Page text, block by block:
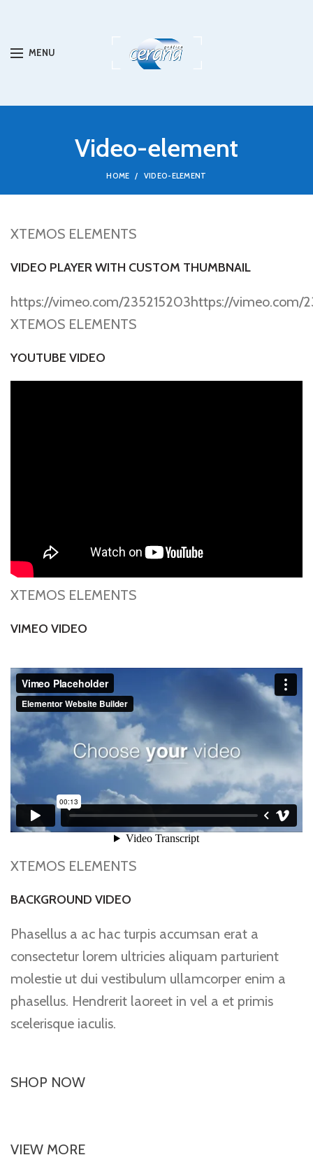
MENU
Video-element
HOME VIDEO-ELEMENT
XTEMOS ELEMENTS
VIDEO PLAYER WITH CUSTOM THUMBNAIL
https://vimeo.com/235215203https://vimeo.com/
XTEMOS ELEMENTS
YOUTUBE VIDEO
XTEMOS ELEMENTS
VIMEO VIDEO
XTEMOS ELEMENTS
BACKGROUND VIDEO
Phasellus a ac hac turpis accumsan erat a
consectetur lorem ultricies aliquam parturient
molestie ut dui vestibulum ullamcorper enim a
phasellus. Hendrerit laoreet in vel a et primis
scelerisque iaculis.
SHOP NOW
VIEW MORE